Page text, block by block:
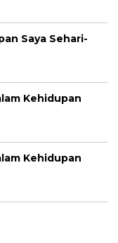
Saya Sehari-
Kehidupan
Kehidupan